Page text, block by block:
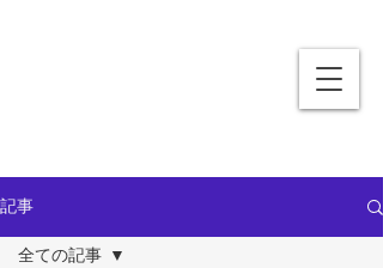
記事
全ての記事